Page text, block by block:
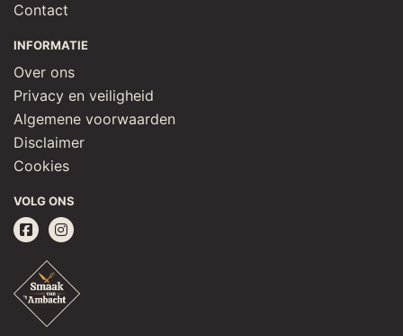
Contact
INFORMATIE
Over ons
Privacy en veiligheid
Algemene voorwaarden
Disclaimer
Cookies
VOLG ONS